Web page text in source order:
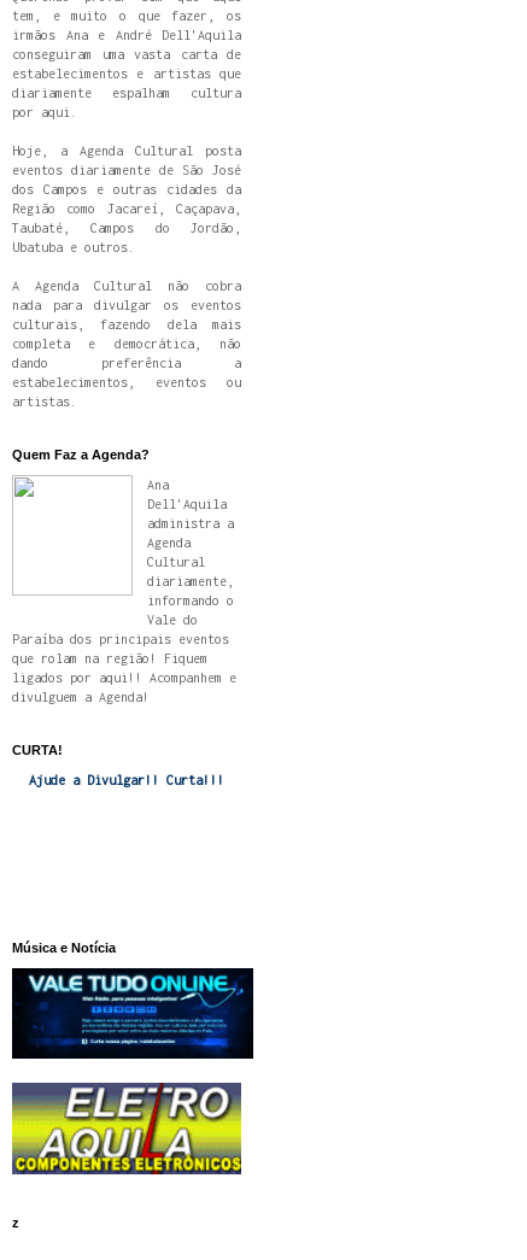
tem, e muito o que fazer, os
irmãos Ana e André Dell'Aquila
conseguiram uma vasta carta de
estabelecimentos e artistas que
diariamente espalham cultura
por aqui.
Hoje, a Agenda Cultural posta
eventos diariamente de São José
dos Campos e outras cidades da
Região como Jacareí, Caçapava,
Taubaté, Campos do Jordão,
Ubatuba e outros.
A Agenda Cultural não cobra
nada para divulgar os eventos
culturais, fazendo dela mais
completa e democrática, não
dando preferência a
estabelecimentos, eventos ou
artistas.
Quem Faz a Agenda?
Ana
Dell'Aquila
administra a
Agenda
Cultural
diariamente,
informando o
Vale do
Paraíba dos principais eventos
que rolam na região! Fiquem
ligados por aqui!! Acompanhem e
divulguem a Agenda!
CURTA!
Ajude a Divulgar!! Curta!!!
Música e Notícia
z